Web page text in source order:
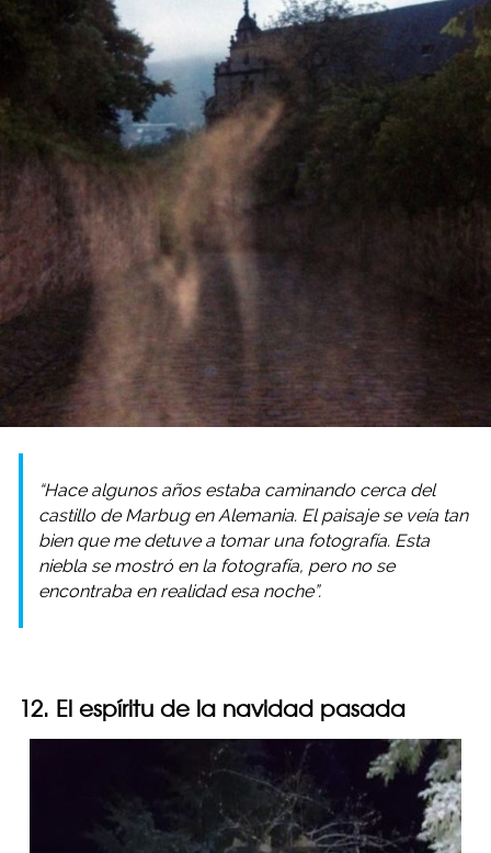
“Hace algunos años estaba caminando cerca del
castillo de Marbug en Alemania. El paisaje se veía tan
bien que me detuve a tomar una fotografía. Esta
niebla se mostró en la fotografía, pero no se
encontraba en realidad esa noche”.
12. El espíritu de la navidad pasada